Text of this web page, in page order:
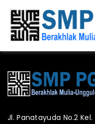
Jl. Panatayuda No.2